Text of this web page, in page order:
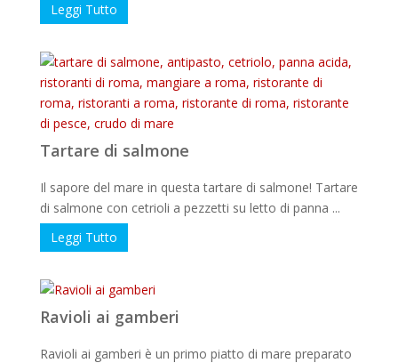
Leggi Tutto
Tartare di salmone
Il sapore del mare in questa tartare di salmone! Tartare
di salmone con cetrioli a pezzetti su letto di panna ...
Leggi Tutto
Ravioli ai gamberi
Ravioli ai gamberi è un primo piatto di mare preparato